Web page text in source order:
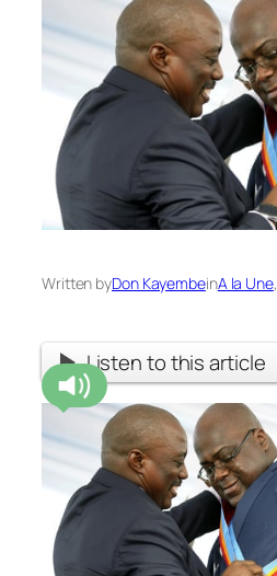
Written byDon KayembeinA la Une,
Listen to this article